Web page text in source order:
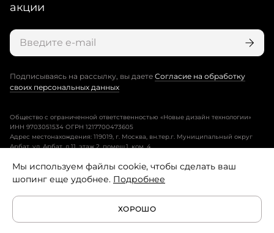
акции
Подписываясь на рассылку, вы даете Согласие на обработку
своих персональных данных
Общество с ограниченной ответственностью «Новые дизайн технологии»
ИНН 9703051534 ОГРН 1217700473605
Адрес местонахождения: 119019, г. Москва, вн.тер.г. Муниципальный округ
Арбат, ул. Арбат, д.11, этаж 2, помещ.1, ком. 4.
Пользовательское соглашение
Политика конфиденциальности
Условия программы лояльности
Мы используем файлы cookie, чтобы сделать ваш
шопинг еще удобнее. Подробнее
ХОРОШО